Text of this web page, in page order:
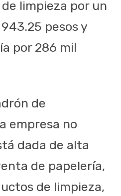
limpieza por un
pesos y
por 286 mil
de
empresa no
dada de alta
de papelería,
de limpieza,